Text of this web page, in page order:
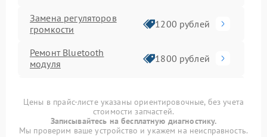
Замена регуляторов
громкости
1200 рублей
Ремонт Bluetooth
модуля
1800 рублей
попадания влаги
Ремонт блока
управления
2500 рублей
Цены в прайс-листе указаны ориентировочные, без учета
стоимости запчастей.
Записывайтесь на бесплатную диагностику.
Мы проверим ваше устройство и укажем на неисправность.